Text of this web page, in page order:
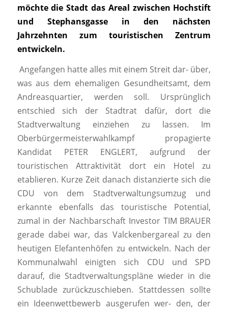
möchte die Stadt das Areal zwischen Hochstift
und Stephansgasse in den nächsten
Jahrzehnten zum touristischen Zentrum
entwickeln.
Angefangen hatte alles mit einem Streit dar- über,
was aus dem ehemaligen Gesundheitsamt, dem
Andreasquartier, werden soll. Ursprünglich
entschied sich der Stadtrat dafür, dort die
Stadtverwaltung einziehen zu lassen. Im
Oberbürgermeisterwahlkampf propagierte
Kandidat PETER ENGLERT, aufgrund der
touristischen Attraktivität dort ein Hotel zu
etablieren. Kurze Zeit danach distanzierte sich die
CDU von dem Stadtverwaltungsumzug und
erkannte ebenfalls das touristische Potential,
zumal in der Nachbarschaft Investor TIM BRAUER
gerade dabei war, das Valckenbergareal zu den
heutigen Elefantenhöfen zu entwickeln. Nach der
Kommunalwahl einigten sich CDU und SPD
darauf, die Stadtverwaltungspläne wieder in die
Schublade zurückzuschieben. Stattdessen sollte
ein Ideenwettbewerb ausgerufen wer- den, der